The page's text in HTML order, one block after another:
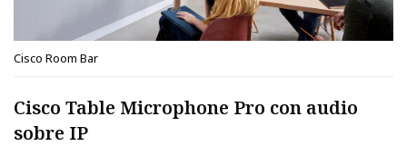
Cisco Room Bar
Cisco Table Microphone Pro con audio
sobre IP